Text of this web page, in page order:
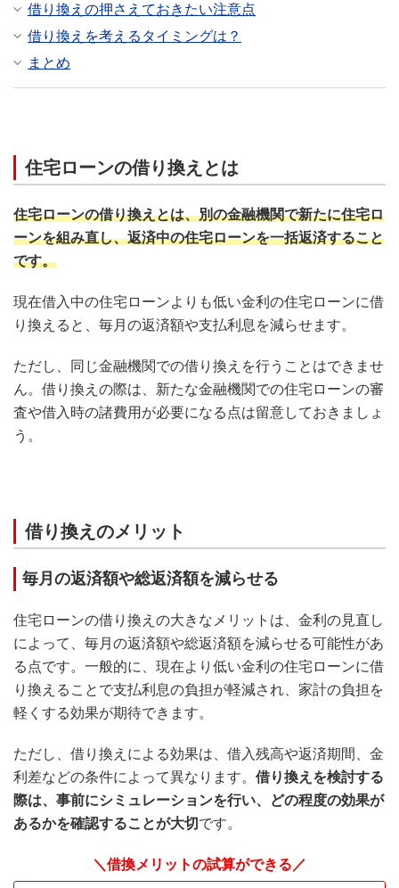
借り換えの押さえておきたい注意点
借り換えを考えるタイミングは？
まとめ
住宅ローンの借り換えとは
住宅ローンの借り換えとは、別の金融機関で新たに住宅ロ
ーンを組み直し、返済中の住宅ローンを一括返済すること
です。
現在借入中の住宅ローンよりも低い金利の住宅ローンに借
り換えると、毎月の返済額や支払利息を減らせます。
ただし、同じ金融機関での借り換えを行うことはできませ
ん。借り換えの際は、新たな金融機関での住宅ローンの審
査や借入時の諸費用が必要になる点は留意しておきましょ
う。
借り換えのメリット
毎月の返済額や総返済額を減らせる
住宅ローンの借り換えの大きなメリットは、金利の見直し
によって、毎月の返済額や総返済額を減らせる可能性があ
る点です。一般的に、現在より低い金利の住宅ローンに借
り換えることで支払利息の負担が軽減され、家計の負担を
軽くする効果が期待できます。
ただし、借り換えによる効果は、借入残高や返済期間、金
利差などの条件によって異なります。 借り換えを検討する
際は、事前にシミュレーションを行い、どの程度の効果が
あるかを確認することが大切 です。
＼借換メリットの試算ができる／